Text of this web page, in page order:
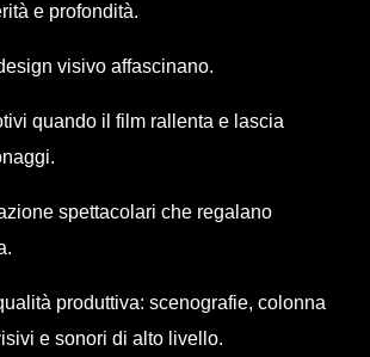
e profondità.
visivo affascinano.
quando il film rallenta e lascia
spettacolari che regalano
produttiva: scenografie, colonna
e sonori di alto livello.